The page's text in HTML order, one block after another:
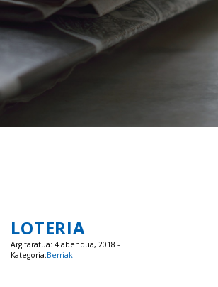
LOTERIA
Argitaratua: 4 abendua, 2018 -
Kategoria:Berriak